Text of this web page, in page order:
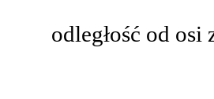
odległość od